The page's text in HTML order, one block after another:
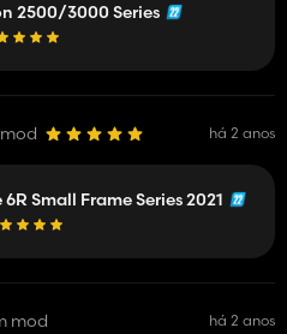
2500/3000 Series
há 2 anos
Small Frame Series 2021
mod há 2 anos